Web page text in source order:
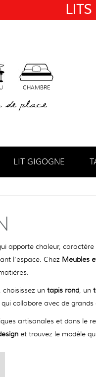
CHAMBRE
place
LIT GIGOGNE
apporte chaleur,
l'espace. Chez Meubles
un tapis rond, un
qui collabore avec de
artisanales et dans le
et trouvez le modèle